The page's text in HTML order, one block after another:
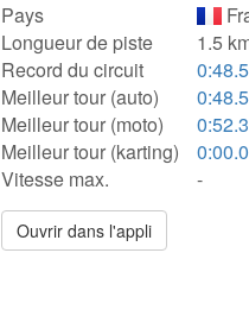
Pays
Longueur de piste
1.5
Record du circuit
Meilleur tour (auto)
Meilleur tour (moto)
Meilleur tour (karting)
Vitesse max.
-
Ouvrir dans l'appli